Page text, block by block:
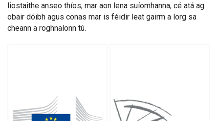
liostaithe anseo thíos, mar aon lena suíomhanna, cé atá ag
obair dóibh agus conas mar is féidir leat gairm a lorg sa
cheann a roghnaíonn tú.